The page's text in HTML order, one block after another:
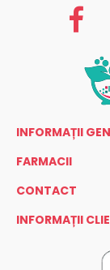
INFORMAȚII
FARMACII
CONTACT
INFORMAȚII